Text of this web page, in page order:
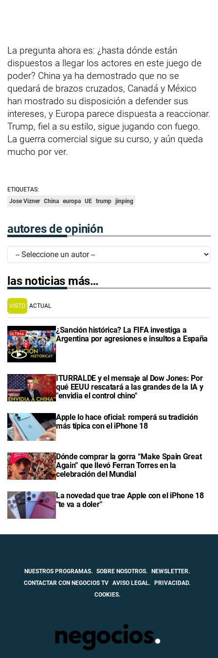
La pregunta ahora es: ¿hasta dónde están
dispuestos a llegar los actores en este juego de
poder? China ya ha demostrado que no se
quedará de brazos cruzados, Canadá y México
han mostrado su disposición a defender sus
intereses, y Europa parece dispuesta a reaccionar.
Trump, fiel a su estilo, sigue jugando con fuego.
La guerra comercial sigue su curso, y aún queda
mucho por ver.
ETIQUETAS:
Jose Vizner China europa UE trump jinping
autores de opinión
las noticias más…
VISTO ACTUAL
¿Sanción histórica? La FIFA investiga a
Argentina por agresiones e insultos a España
ITURRALDE y el mensaje al Dow Jones: Por
qué EEUU rescatará a las grandes de la IA y
"envidia el control chino"
Apple lo hace oficial: romperá su tradición
más típica con el iPhone 18
Dónde comprar la gorra “Make Spain Great
Again” que llevó Ferran Torres en la
celebración del Mundial
La novedad que trae Apple con el iPhone 18
"te va a doler"
NUESTROS PROGRAMAS. SOBRE NOSOTROS.
NEWSLETTER.
CONTACTAR CON NEGOCIOS TV AVISO LEGAL.
PRIVACIDAD.
COOKIES.